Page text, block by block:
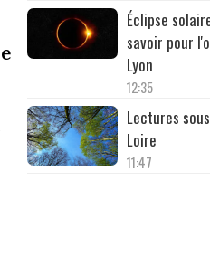
Éclipse
savoir pour
Lyon
12:35
Lectures
Loire
11:47